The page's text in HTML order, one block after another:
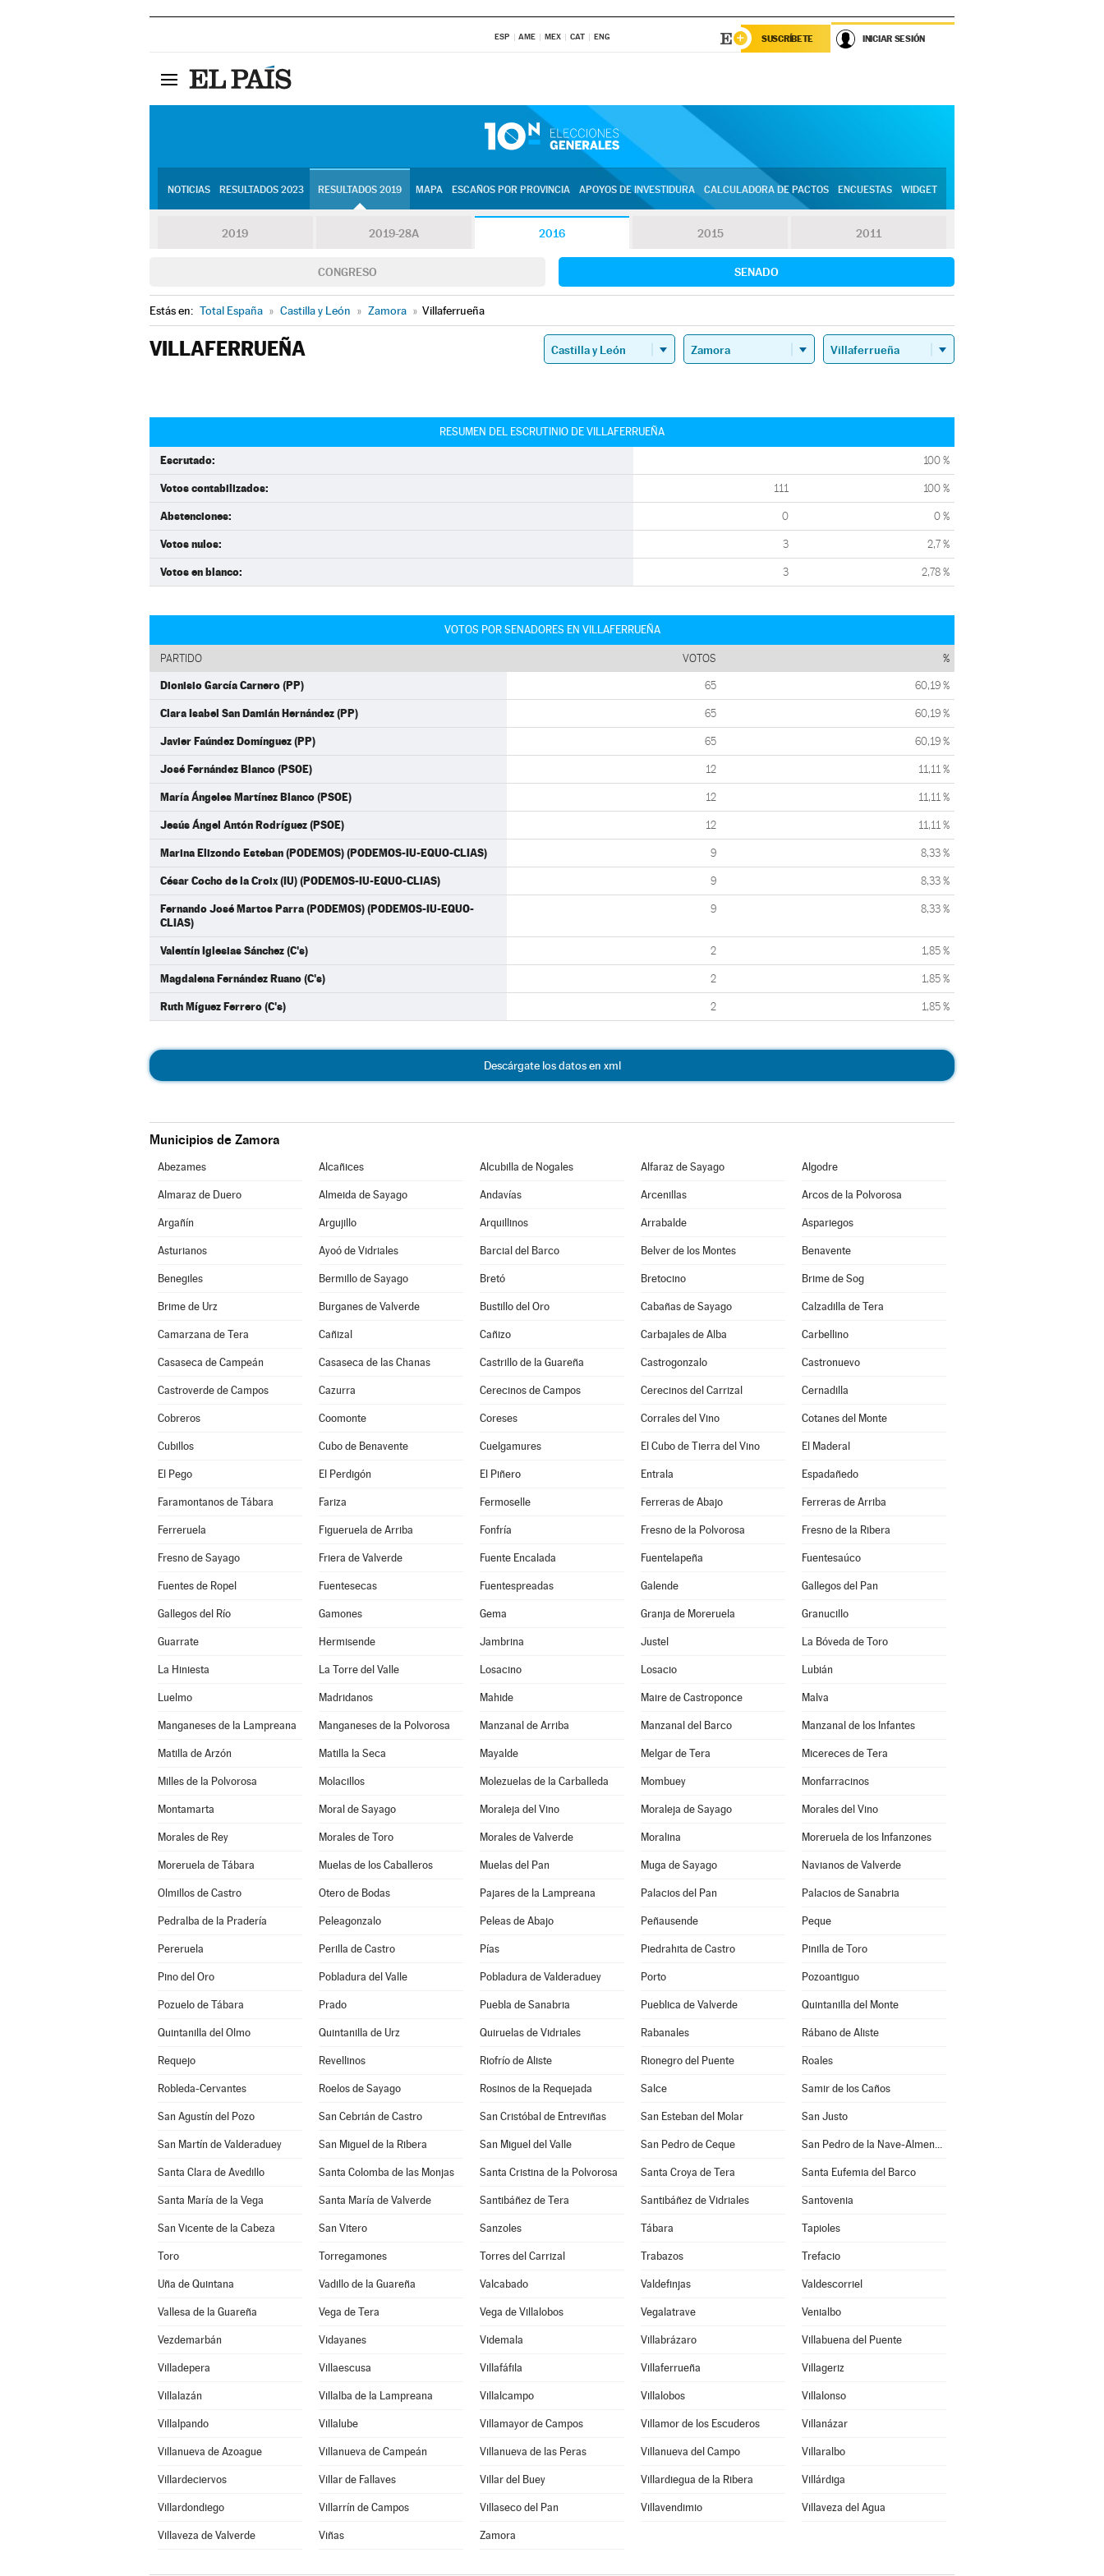
ESP AME MEX CAT ENG SUSCRÍBETE INICIAR SESIÓN
NOTICIAS RESULTADOS 2023 RESULTADOS 2019 MAPA ESCAÑOS POR PROVINCIA APOYOS DE INVESTIDURA CALCULADORA DE PACTOS ENCUESTAS WIDGET
2019 2019-28A 2016 2015 2011
CONGRESO SENADO
Estás en: Total España » Castilla y León » Zamora » Villaferrueña
VILLAFERRUEÑA
RESUMEN DEL ESCRUTINIO DE VILLAFERRUEÑA
Escrutado: 100 %
Votos contabilizados: 111 100 %
Abstenciones: 0 0 %
Votos nulos: 3 2,7 %
Votos en blanco: 3 2,78 %
VOTOS POR SENADORES EN VILLAFERRUEÑA
PARTIDO VOTOS %
Dionisio García Carnero (PP) 65 60,19 %
Clara Isabel San Damián Hernández (PP) 65 60,19 %
Javier Faúndez Domínguez (PP) 65 60,19 %
José Fernández Blanco (PSOE) 12 11,11 %
María Ángeles Martínez Blanco (PSOE) 12 11,11 %
Jesús Ángel Antón Rodríguez (PSOE) 12 11,11 %
Marina Elizondo Esteban (PODEMOS) (PODEMOS-IU-EQUO-CLIAS) 9 8,33 %
César Cocho de la Croix (IU) (PODEMOS-IU-EQUO-CLIAS) 9 8,33 %
Fernando José Martos Parra (PODEMOS) (PODEMOS-IU-EQUO-
CLIAS)
9 8,33 %
Valentín Iglesias Sánchez (C's) 2 1,85 %
Magdalena Fernández Ruano (C's) 2 1,85 %
Ruth Míguez Ferrero (C's) 2 1,85 %
Descárgate los datos en xml
Municipios de Zamora
Abezames Alcañices Alcubilla de Nogales Alfaraz de Sayago Algodre
Almaraz de Duero Almeida de Sayago Andavías Arcenillas Arcos de la Polvorosa
Argañín Argujillo Arquillinos Arrabalde Aspariegos
Asturianos Ayoó de Vidriales Barcial del Barco Belver de los Montes Benavente
Benegiles Bermillo de Sayago Bretó Bretocino Brime de Sog
Brime de Urz Burganes de Valverde Bustillo del Oro Cabañas de Sayago Calzadilla de Tera
Camarzana de Tera Cañizal Cañizo Carbajales de Alba Carbellino
Casaseca de Campeán Casaseca de las Chanas Castrillo de la Guareña Castrogonzalo Castronuevo
Castroverde de Campos Cazurra Cerecinos de Campos Cerecinos del Carrizal Cernadilla
Cobreros Coomonte Coreses Corrales del Vino Cotanes del Monte
Cubillos Cubo de Benavente Cuelgamures El Cubo de Tierra del Vino El Maderal
El Pego El Perdigón El Piñero Entrala Espadañedo
Faramontanos de Tábara Fariza Fermoselle Ferreras de Abajo Ferreras de Arriba
Ferreruela Figueruela de Arriba Fonfría Fresno de la Polvorosa Fresno de la Ribera
Fresno de Sayago Friera de Valverde Fuente Encalada Fuentelapeña Fuentesaúco
Fuentes de Ropel Fuentesecas Fuentespreadas Galende Gallegos del Pan
Gallegos del Río Gamones Gema Granja de Moreruela Granucillo
Guarrate Hermisende Jambrina Justel La Bóveda de Toro
La Hiniesta La Torre del Valle Losacino Losacio Lubián
Luelmo Madridanos Mahide Maire de Castroponce Malva
Manganeses de la Lampreana Manganeses de la Polvorosa Manzanal de Arriba Manzanal del Barco Manzanal de los Infantes
Matilla de Arzón Matilla la Seca Mayalde Melgar de Tera Micereces de Tera
Milles de la Polvorosa Molacillos Molezuelas de la Carballeda Mombuey Monfarracinos
Montamarta Moral de Sayago Moraleja del Vino Moraleja de Sayago Morales del Vino
Morales de Rey Morales de Toro Morales de Valverde Moralina Moreruela de los Infanzones
Moreruela de Tábara Muelas de los Caballeros Muelas del Pan Muga de Sayago Navianos de Valverde
Olmillos de Castro Otero de Bodas Pajares de la Lampreana Palacios del Pan Palacios de Sanabria
Pedralba de la Pradería Peleagonzalo Peleas de Abajo Peñausende Peque
Pereruela Perilla de Castro Pías Piedrahita de Castro Pinilla de Toro
Pino del Oro Pobladura del Valle Pobladura de Valderaduey Porto Pozoantiguo
Pozuelo de Tábara Prado Puebla de Sanabria Pueblica de Valverde Quintanilla del Monte
Quintanilla del Olmo Quintanilla de Urz Quiruelas de Vidriales Rabanales Rábano de Aliste
Requejo Revellinos Riofrío de Aliste Rionegro del Puente Roales
Robleda-Cervantes Roelos de Sayago Rosinos de la Requejada Salce Samir de los Caños
San Agustín del Pozo San Cebrián de Castro San Cristóbal de Entreviñas San Esteban del Molar San Justo
San Martín de Valderaduey San Miguel de la Ribera San Miguel del Valle San Pedro de Ceque San Pedro de la Nave-Almendra
Santa Clara de Avedillo Santa Colomba de las Monjas Santa Cristina de la Polvorosa Santa Croya de Tera Santa Eufemia del Barco
Santa María de la Vega Santa María de Valverde Santibáñez de Tera Santibáñez de Vidriales Santovenia
San Vicente de la Cabeza San Vitero Sanzoles Tábara Tapioles
Toro Torregamones Torres del Carrizal Trabazos Trefacio
Uña de Quintana Vadillo de la Guareña Valcabado Valdefinjas Valdescorriel
Vallesa de la Guareña Vega de Tera Vega de Villalobos Vegalatrave Venialbo
Vezdemarbán Vidayanes Videmala Villabrázaro Villabuena del Puente
Villadepera Villaescusa Villafáfila Villaferrueña Villageriz
Villalazán Villalba de la Lampreana Villalcampo Villalobos Villalonso
Villalpando Villalube Villamayor de Campos Villamor de los Escuderos Villanázar
Villanueva de Azoague Villanueva de Campeán Villanueva de las Peras Villanueva del Campo Villaralbo
Villardeciervos Villar de Fallaves Villar del Buey Villardiegua de la Ribera Villárdiga
Villardondiego Villarrín de Campos Villaseco del Pan Villavendimio Villaveza del Agua
Villaveza de Valverde Viñas Zamora